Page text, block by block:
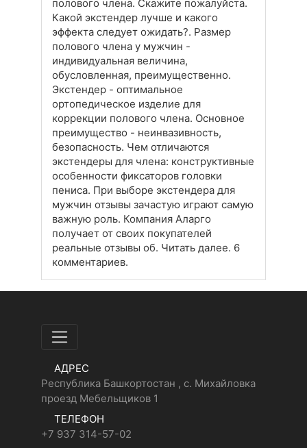
полового члена. Скажите пожалуйста.
Какой экстендер лучше и какого
эффекта следует ожидать?. Размер
полового члена у мужчин -
индивидуальная величина,
обусловленная, преимущественно.
Экстендер - оптимальное
ортопедическое изделие для
коррекции полового члена. Основное
преимущество - неинвазивность,
безопасность. Чем отличаются
экстендеры для члена: конструктивные
особенности фиксаторов головки
пениса. При выборе экстендера для
мужчин отзывы зачастую играют самую
важную роль. Компания Аларго
получает от своих покупателей
реальные отзывы об. Читать далее. 6
комментариев.
АДРЕС
Республика Башкортостан , с. Михайловка
проезд Мебельщиков 1
ТЕЛЕФОН
+7 937 314-57-02